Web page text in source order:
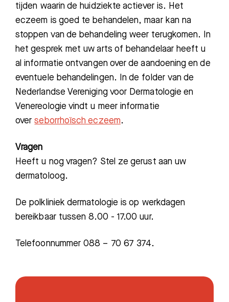
Zoeken
Meest gezocht:
tijden waarin de huidziekte actiever is. Het
eczeem is goed te behandelen, maar kan na
stoppen van de behandeling weer terugkomen. In
het gesprek met uw arts of behandelaar heeft u
al informatie ontvangen over de aandoening en de
eventuele behandelingen. In de folder van de
Nederlandse Vereniging voor Dermatologie en
Venereologie vindt u meer informatie
overseborrhoïsch eczeem.
Vragen
Heeft u nog vragen? Stel ze gerust aan uw
dermatoloog.
De polkliniek dermatologie is op werkdagen
bereikbaar tussen 8.00 - 17.00 uur.
Telefoonnummer 088 – 70 67 374.